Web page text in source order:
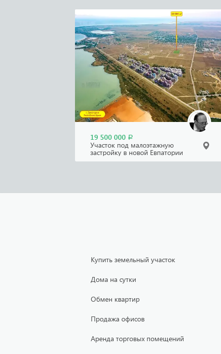
19 500 000 Р
Участок под малоэтажную
застройку в новой Евпатории
Купить земельный участок
Дома на сутки
Обмен квартир
Продажа офисов
Аренда торговых помещений